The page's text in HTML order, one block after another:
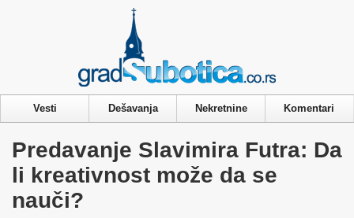
Vesti Dešavanja Nekretnine Komentari
Predavanje Slavimira Futra: Da
li kreativnost može da se
nauči?
Privacy & Cookies Policy